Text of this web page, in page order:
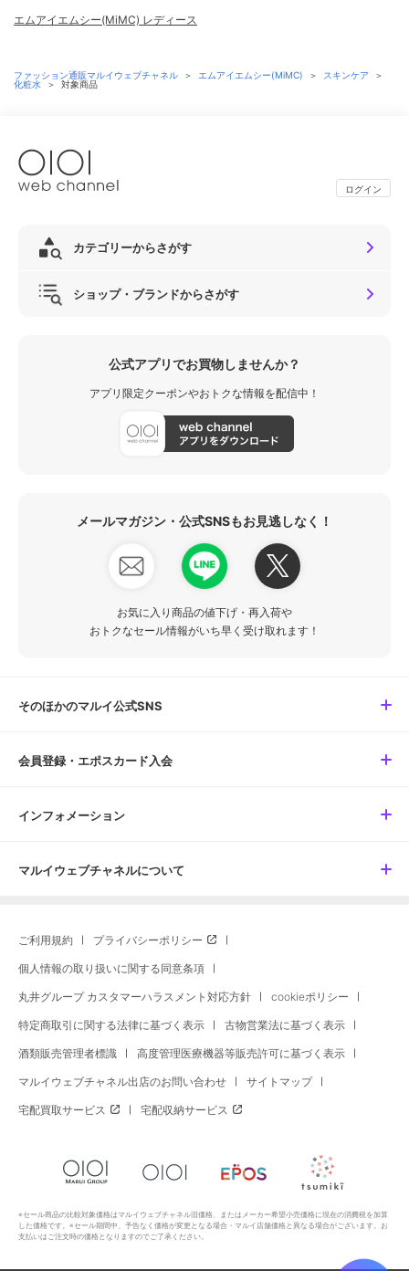
エムアイエムシー(MiMC) レディース
ファッション通販マルイウェブチャネル ＞ エムアイエムシー(MiMC) ＞ スキンケア
＞
化粧水
＞ 対象商品
ログイン
カテゴリーからさがす
ショップ・ブランドからさがす
公式アプリでお買物しませんか？
アプリ限定クーポンやおトクな情報を配信中！
メールマガジン・公式SNSもお見逃しなく！
お気に入り商品の値下げ・再入荷や
おトクなセール情報がいち早く受け取れます！
そのほかのマルイ公式SNS
会員登録・エポスカード入会
インフォメーション
マルイウェブチャネルについて
ご利用規約 プライバシーポリシー
個人情報の取り扱いに関する同意条項
丸井グループ カスタマーハラスメント対応方針 cookieポリシー
特定商取引に関する法律に基づく表示 古物営業法に基づく表示
酒類販売管理者標識 高度管理医療機器等販売許可に基づく表示
マルイウェブチャネル出店のお問い合わせ サイトマップ
宅配買取サービス 宅配収納サービス
※セール商品の比較対象価格はマルイウェブチャネル旧価格、またはメーカー希望小売価格に現在の消費税を加算
した価格です。※セール期間中、予告なく価格が変更となる場合・マルイ店舗価格と異なる場合がございます。お
支払いはご注文時の価格となりますのでご了承ください。